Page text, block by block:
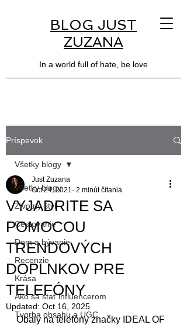
BLOG JUST
ZUZANA
In a world full of hate, be love
Príspevok
Všetky blogy
Životný štýl
Cestovanie
Dom a bývanie
Recenzie
Krása
Ako sa stať influencerom
Tvorba obsahu a UGC
Všetky blogy
VYJADRITE SA
POMOCOU
TRENDOVÝCH
DOPLNKOV PRE
TELEFÓNY
Just Zuzana
Oct 24, 2021 2 minút čítania
Updated: Oct 16, 2025
Obaly na telefóny značky IDEAL OF